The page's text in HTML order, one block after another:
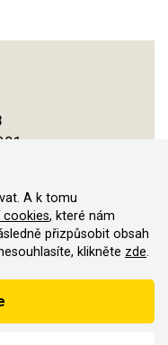
práva
A k tomu
, které nám
přizpůsobit obsah
klikněte zde.